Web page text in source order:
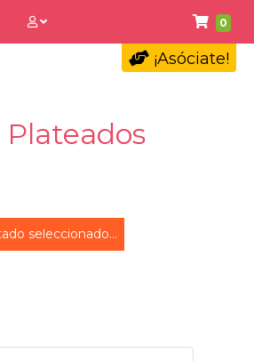
0
¡Asóciate!
seleccionado...